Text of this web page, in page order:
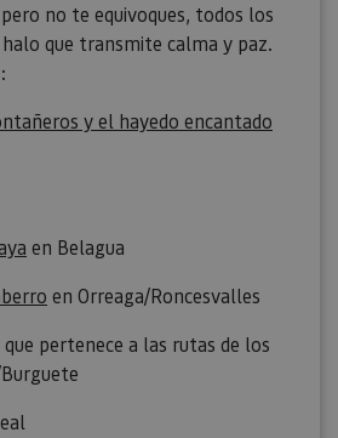
no te equivoques, todos los
que transmite calma y paz.
y el hayedo encantado
en Belagua
en Orreaga/Roncesvalles
pertenece a las rutas de los